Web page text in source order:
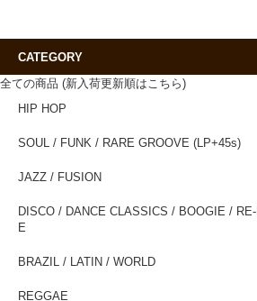
CATEGORY
全ての商品 (新入荷更新順はこちら)
HIP HOP
SOUL / FUNK / RARE GROOVE (LP+45s)
JAZZ / FUSION
DISCO / DANCE CLASSICS / BOOGIE /
E
BRAZIL / LATIN / WORLD
REGGAE